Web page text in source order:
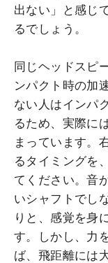
出ない」と感じ
るでしょう。
同じヘッドスピ
ンパクト時の加
ない人はインパ
るため、実際に
まっています。
るタイミングを
てください。音
いシャフトでし
りと、感覚を身
す。しかし、力
ば、飛距離には